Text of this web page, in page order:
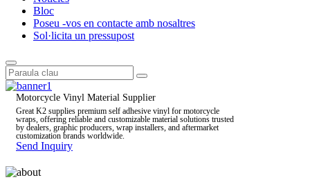
Bloc
Poseu -vos en contacte amb nosaltres
Sol·licita un pressupost
Motorcycle Vinyl Material Supplier
Great K2 supplies premium self adhesive vinyl for motorcycle
wraps, offering reliable and customizable material solutions trusted
by dealers, graphic producers, wrap installers, and aftermarket
customization brands worldwide.
Send Inquiry